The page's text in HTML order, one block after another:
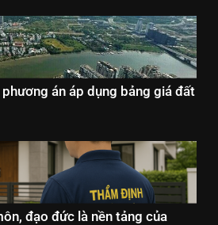
án áp dụng bảng giá đất
đạo đức là nền tảng của